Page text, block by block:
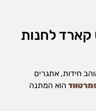
5: גיפט קארד לחנות
חידות, אתגרים
הוא המתנה